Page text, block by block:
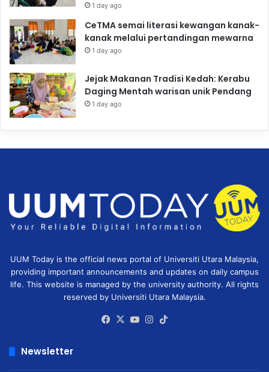
1 day ago
CeTMA semai literasi kewangan kanak-
kanak melalui pertandingan mewarna
1 day ago
Jejak Makanan Tradisi Kedah: Kerabu
Daging Mentah warisan unik Pendang
1 day ago
UUM Today is the official news portal of Universiti Utara Malaysia,
providing important announcements and updates on daily campus
life. This website is managed by the university authority. All rights
reserved by Universiti Utara Malaysia.
Facebook
X YouTubeInstagram
Newsletter